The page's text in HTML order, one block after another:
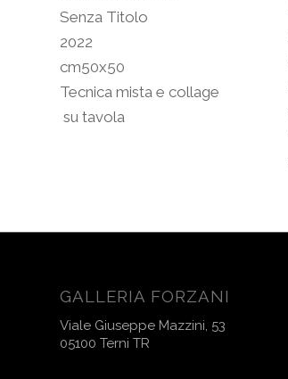
Senza Titolo
2022
cm50x50
Tecnica mista e collage
su tavola
GALLERIA FORZANI
Viale Giuseppe Mazzini, 53
05100 Terni TR